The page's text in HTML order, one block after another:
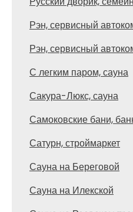
Рэн, сервисный
Рэн, сервисный
С легким паром, сауна
Сакура-Люкс, сауна
Самоковские бани,
Сатурн, строймаркет
Сауна на Береговой
Сауна на Илекской